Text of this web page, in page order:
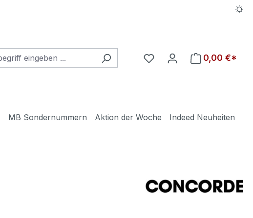
Du hast 0 Produkte auf
0,00 €*
MB Sondernummern Aktion der Woche
Indeed Neuheiten